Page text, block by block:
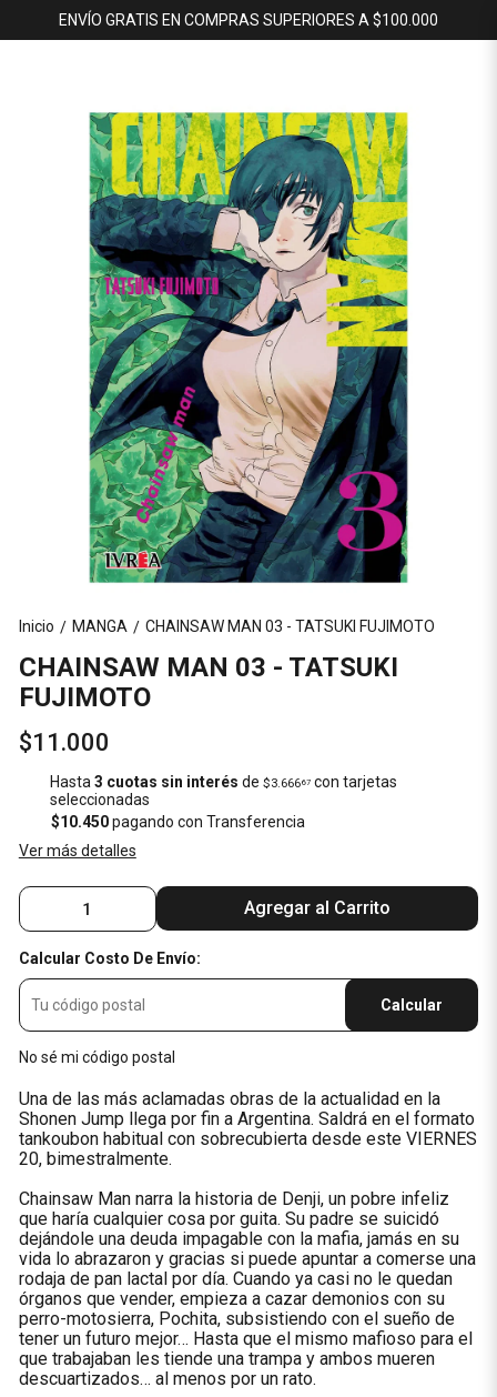
ENVÍO GRATIS EN COMPRAS SUPERIORES A $100.000
Inicio / MANGA / CHAINSAW MAN 03 - TATSUKI FUJIMOTO
CHAINSAW MAN 03 - TATSUKI
FUJIMOTO
$11.000
Hasta 3 cuotas sin interés de $3.66667con tarjetas
seleccionadas
$10.450pagando con Transferencia
Ver más detalles
Agregar al Carrito
Calcular Costo De Envío:
Calcular
No sé mi código postal
Una de las más aclamadas obras de la actualidad en la
Shonen Jump llega por fin a Argentina. Saldrá en el formato
tankoubon habitual con sobrecubierta desde este VIERNES
20, bimestralmente.
Chainsaw Man narra la historia de Denji, un pobre infeliz
que haría cualquier cosa por guita. Su padre se suicidó
dejándole una deuda impagable con la mafia, jamás en su
vida lo abrazaron y gracias si puede apuntar a comerse una
rodaja de pan lactal por día. Cuando ya casi no le quedan
órganos que vender, empieza a cazar demonios con su
perro-motosierra, Pochita, subsistiendo con el sueño de
tener un futuro mejor… Hasta que el mismo mafioso para el
que trabajaban les tiende una trampa y ambos mueren
descuartizados… al menos por un rato.